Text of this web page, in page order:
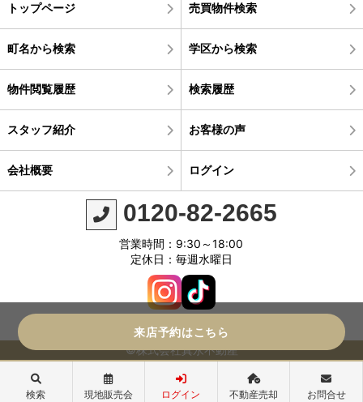
トップページ 売買物件検索
町名から検索 学区から検索
物件閲覧履歴 検索履歴
スタッフ紹介 お客様の声
会社概要 ログイン
0120-82-2665
営業時間：9:30～18:00
定休日：毎週水曜日
©株式会社真永不動産
来店予約はこちら
検索 現地販売会 ログイン 不動産売却 お問合せ